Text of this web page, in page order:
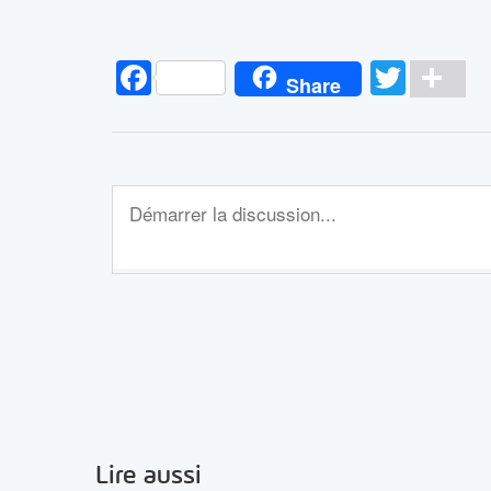
FacebookShare Twitter
Lire aussi